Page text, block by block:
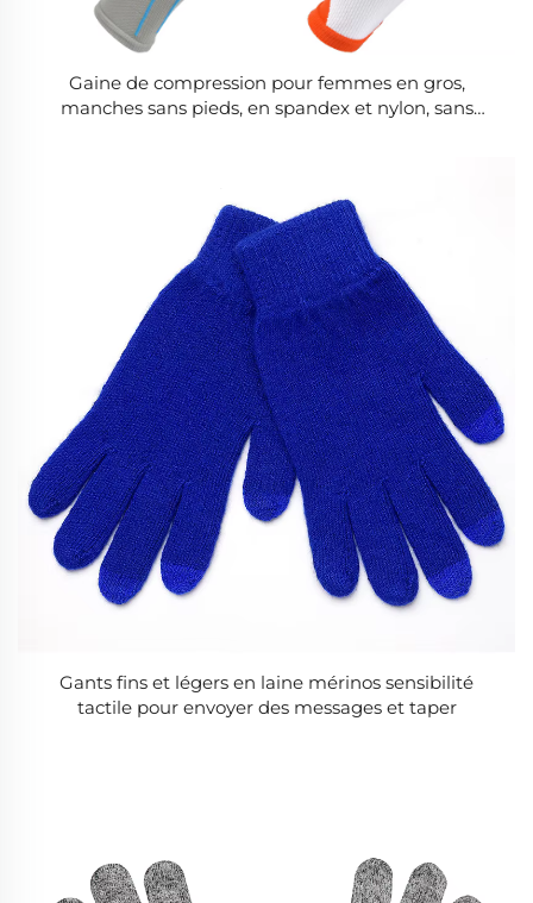
Gaine de compression pour femmes en gros,
manches sans pieds, en spandex et nylon, sans
Gants fins et légers en laine mérinos sensibilité
tactile pour envoyer des messages et taper